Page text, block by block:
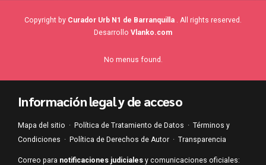
Copyright by Curador Urb N1 de Barranquilla . All rights reserved.
Desarrollo Vlanko.com
No menus found.
Información legal y de acceso
Mapa del sitio · Política de Tratamiento de Datos · Términos y
Condiciones · Política de Derechos de Autor · Transparencia
Correo para notificaciones judiciales y comunicaciones oficiales: